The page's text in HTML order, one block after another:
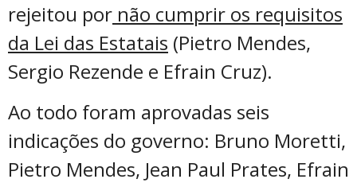
rejeitou por não cumprir os requisitos
da Lei das Estatais (Pietro Mendes,
Sergio Rezende e Efrain Cruz).
Ao todo foram aprovadas seis
indicações do governo: Bruno Moretti,
Pietro Mendes, Jean Paul Prates, Efrain